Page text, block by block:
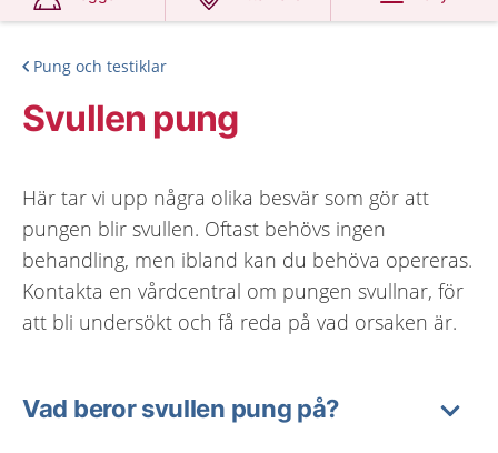
Pung och testiklar
Svullen pung
Här tar vi upp några olika besvär som gör att
pungen blir svullen. Oftast behövs ingen
behandling, men ibland kan du behöva opereras.
Kontakta en vårdcentral om pungen svullnar, för
att bli undersökt och få reda på vad orsaken är.
Vad beror svullen pung på?